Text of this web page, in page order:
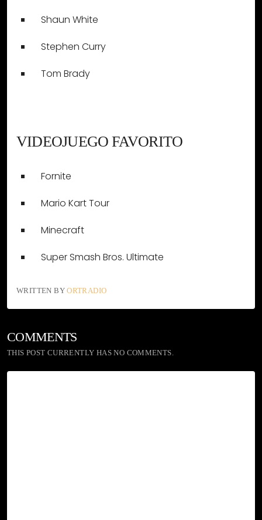
Shaun White
Stephen Curry
Tom Brady
VIDEOJUEGO FAVORITO
Fornite
Mario Kart Tour
Minecraft
Super Smash Bros. Ultimate
WRITTEN BYORTRADIO
COMMENTS
THIS POST CURRENTLY HAS NO COMMENTS.